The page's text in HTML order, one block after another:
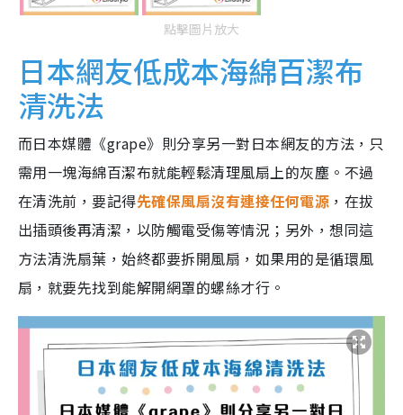
點擊圖片放大
日本網友低成本海綿百潔布
清洗法
而日本媒體《grape》則分享另一對日本網友的方法，只
需用一塊海綿百潔布就能輕鬆清理風扇上的灰塵。不過
在清洗前，要記得先確保風扇沒有連接任何電源 ，在拔
出插頭後再清潔，以防觸電受傷等情況；另外，想同這
方法清洗扇葉，始終都要拆開風扇，如果用的是循環風
扇，就要先找到能解開網罩的螺絲才行。